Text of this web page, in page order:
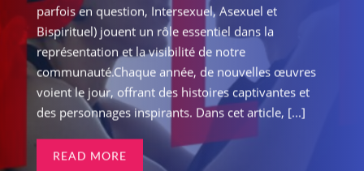
parfois en question, Intersexuel, Asexuel et
Bispirituel) jouent un rôle essentiel dans la
représentation et la visibilité de notre
communauté.Chaque année, de nouvelles œuvres
voient le jour, offrant des histoires captivantes et
des personnages inspirants. Dans cet article, [...]
READ MORE